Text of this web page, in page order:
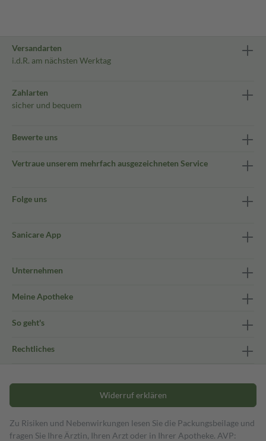
Versandarten
i.d.R. am nächsten Werktag
Zahlarten
sicher und bequem
Bewerte uns
Vertraue unserem mehrfach ausgezeichneten Service
Folge uns
Sanicare App
Unternehmen
Meine Apotheke
So geht's
Rechtliches
Widerruf erklären
Zu Risiken und Nebenwirkungen lesen Sie die Packungsbeilage und
fragen Sie Ihre Ärztin, Ihren Arzt oder in Ihrer Apotheke. AVP: